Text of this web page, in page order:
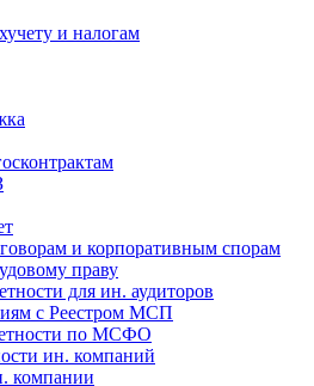
и налогам
и корпоративным спорам
праву
для ин. аудиторов
с Реестром МСП
по МСФО
ин. компаний
компании